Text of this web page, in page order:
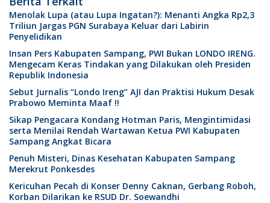
Menolak Lupa (atau Lupa Ingatan?): Menanti Angka Rp2,3
Triliun Jargas PGN Surabaya Keluar dari Labirin
Penyelidikan
Insan Pers Kabupaten Sampang, PWI Bukan LONDO IRENG.
Mengecam Keras Tindakan yang Dilakukan oleh Presiden
Republik Indonesia
Sebut Jurnalis “Londo Ireng” AJI dan Praktisi Hukum Desak
Prabowo Meminta Maaf !!
Sikap Pengacara Kondang Hotman Paris, Mengintimidasi
serta Menilai Rendah Wartawan Ketua PWI Kabupaten
Sampang Angkat Bicara
Penuh Misteri, Dinas Kesehatan Kabupaten Sampang
Merekrut Ponkesdes
Kericuhan Pecah di Konser Denny Caknan, Gerbang Roboh,
Korban Dilarikan ke RSUD Dr. Soewandhi